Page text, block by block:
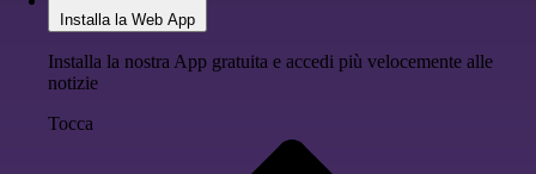
Installa la Web App
Installa la nostra App gratuita e accedi più velocemente alle
notizie
Tocca